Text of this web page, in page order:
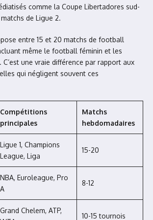
comme la Coupe Libertadores sud-
de Ligue 2.
entre 15 et 20 matchs de football
même le football féminin et les
une vraie différence par rapport aux
qui négligent souvent ces
Compétitions
principales
Matchs
hebdomadaires
Ligue 1, Champions
League, Liga
15-20
NBA, Euroleague, Pro
A
8-12
Grand Chelem, ATP,
10-15 tournois